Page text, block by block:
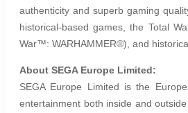
authenticity and superb gaming
historical-based games, the Total
War™: WARHAMMER®), and
About SEGA Europe Limited:
SEGA Europe Limited is the
entertainment both inside and